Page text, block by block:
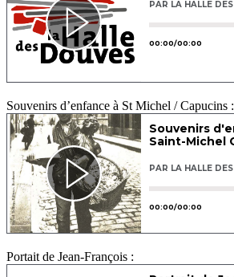
Souvenirs d’enfance à St Michel / Capucins :
Portait de Jean-François :